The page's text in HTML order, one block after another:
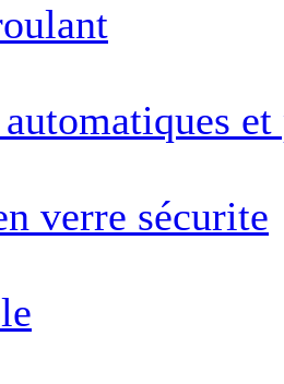
et
verre sécurite